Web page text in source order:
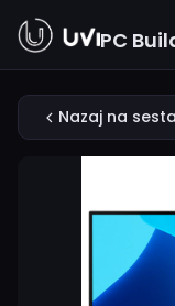
PC
Nazaj na